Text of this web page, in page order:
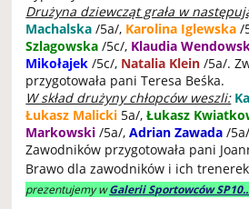
Drużyna dziewcząt grała w
Machalska /5a/, Karolina Iglewska /
Szlagowska /5c/, Klaudia
Mikołajek /5c/, Natalia Klein /5a/.
przygotowała pani Teresa Beśka.
W skład drużyny chłopców weszli:
Łukasz Malicki 5a/,Łukasz
Markowski /5a/,Adrian Zawada /
Zawodników przygotowała pani
Brawo dla zawodników i ich
prezentujemy wGalerii Sportowców